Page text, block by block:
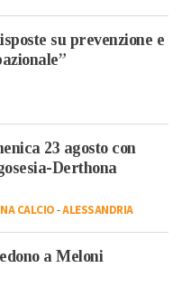
su prevenzione e
23 agosto con
Derthona
CALCIO-ALESSANDRIA
a Meloni